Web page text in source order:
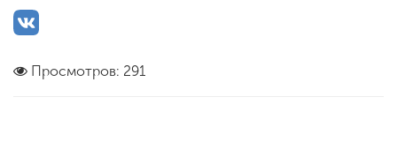
Просмотров: 291